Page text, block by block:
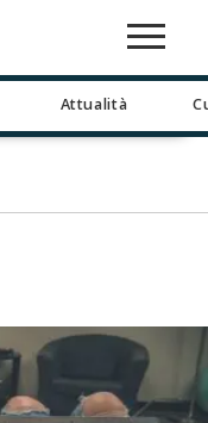
Attualità